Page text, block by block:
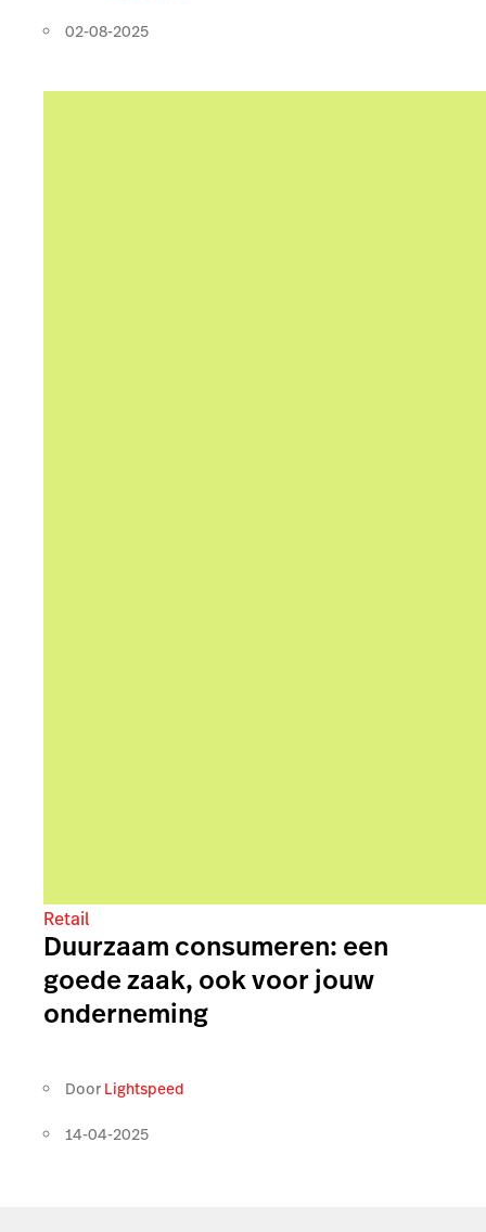
02-08-2025
Retail
Duurzaam consumeren: een
goede zaak, ook voor jouw
onderneming
Door Lightspeed
14-04-2025